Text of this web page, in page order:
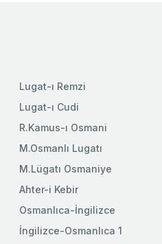
Lugat-ı Remzi
Lugat-ı Cudi
R.Kamus-ı Osmani
M.Osmanlı Lugatı
M.Lügatı Osmaniye
Ahter-i Kebir
Osmanlıca-İngilizce
İngilizce-Osmanlıca 1